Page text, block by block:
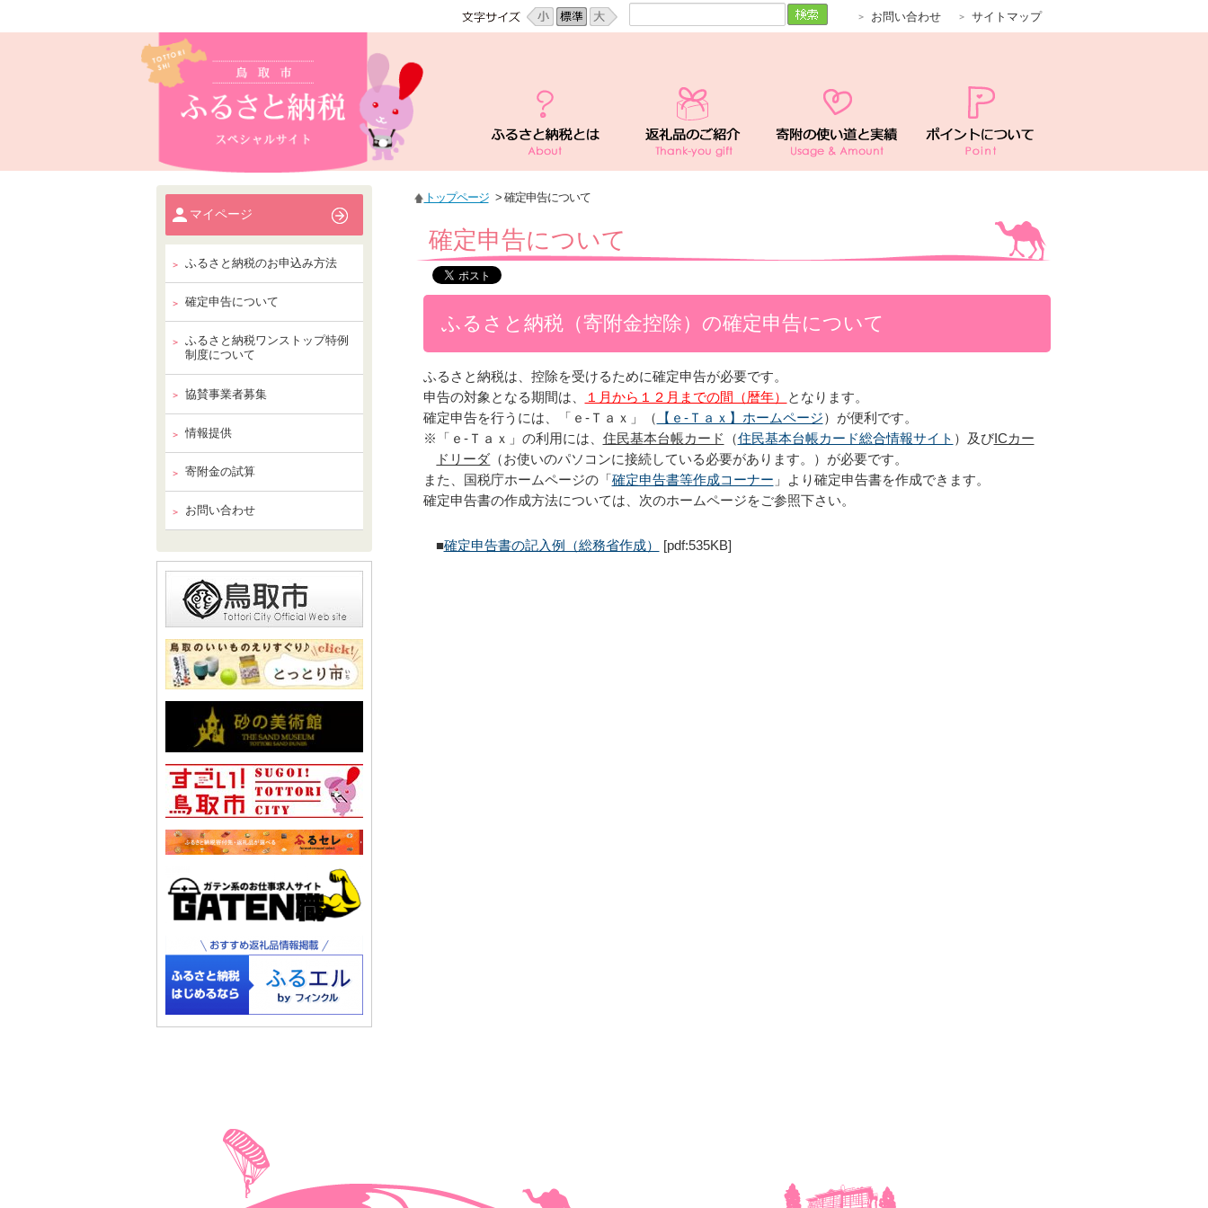
サイトマップ
お問い合わせ
トップページ > 確定申告について
確定申告について
ふるさと納税（寄附金控除）の確定申告について
ふるさと納税は、控除を受けるために確定申告が必要です。
申告の対象となる期間は、
１月から１２月までの間（暦年）
となります。
確定申告を行うには、「ｅ‐Ｔａｘ」（ 【ｅ‐Ｔａｘ】ホームページ）が便利です。
※「ｅ‐Ｔａｘ」の利用には、 住民基本台帳カード （住民基本台帳カード総合情報サイト ）及びICカー
ドリーダ （お使いのパソコンに接続している必要があります。）が必要です。
また、国税庁ホームページの「 確定申告書等作成コーナー 」より確定申告書を作成できます。
確定申告書の作成方法については、次のホームページをご参照下さい。
■確定申告書の記入例（総務省作成） [pdf:535KB]
マイページ
ふるさと納税のお申込み方法
確定申告について
ふるさと納税ワンストップ特例
制度について
協賛事業者募集
情報提供
寄附金の試算
お問い合わせ